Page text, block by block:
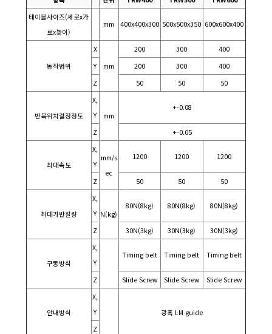
테이블사이즈(세로x가
로x높이)
mm 400x400x300 500x500x350 600x600x400
동작범위
X
mm
200 300
400
Y
200 300
400
Z
50 50 50
반복위치결정정도
X,
Y
mm
+-0.08
Z +-0.05
최대속도
X,
Y
mm/s
ec
1200 1200 1200
Z 50 50 50
최대가반질량
X,
Y N(kg)
80N(8kg) 80N(8kg) 80N(8kg)
Z 30N(3kg) 30N(3kg) 30N(3kg)
구동방식
X,
Y
Timing belt Timing belt Timing belt
Z Slide Screw Slide Screw Slide Screw
안내방식
X,
Y
광폭 LM guide
Z